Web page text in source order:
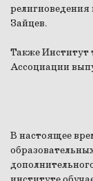
Зайцев.
Также Институт
Ассоциации
В настоящее